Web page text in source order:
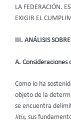
LA FEDERACIÓN.
EXIGIR EL
III. ANÁLISIS
A. Consideraciones
Como lo ha
objeto de la
se encuentra
litis, sus